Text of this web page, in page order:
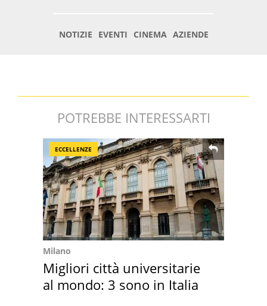
POTREBBE INTERESSARTI
ECCELLENZE
Milano
Migliori città universitarie
al mondo: 3 sono in Italia